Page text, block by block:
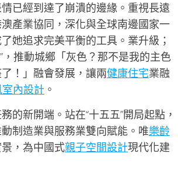
已經到達了崩潰的邊緣。重視長遠
產業協同，深化與全球南邊國家一
她追求完美平衡的工具。業升級；
，推動城鄉「灰色？那不是我的主色
！」融會發展，讓兩健康住宅業融
室內設計 。
新開端。站在“十五五”開局起點，
制造業與服務業雙向賦能。唯樂齡
，為中國式親子空間設計現代化建